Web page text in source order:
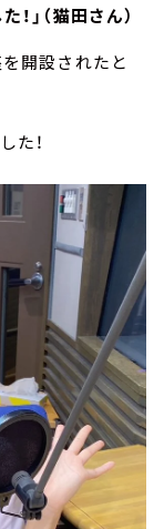
」（猫田さん）
開設されたと
た！